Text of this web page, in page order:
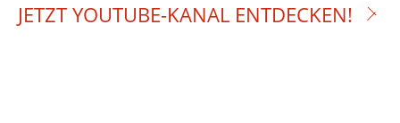
JETZT YOUTUBE-KANAL ENTDECKEN!